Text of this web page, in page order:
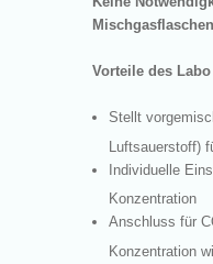
Vorteile des
Stellt
Luftsauerstoff)
Individuelle
Konzentration
Anschluss für
Konzentration